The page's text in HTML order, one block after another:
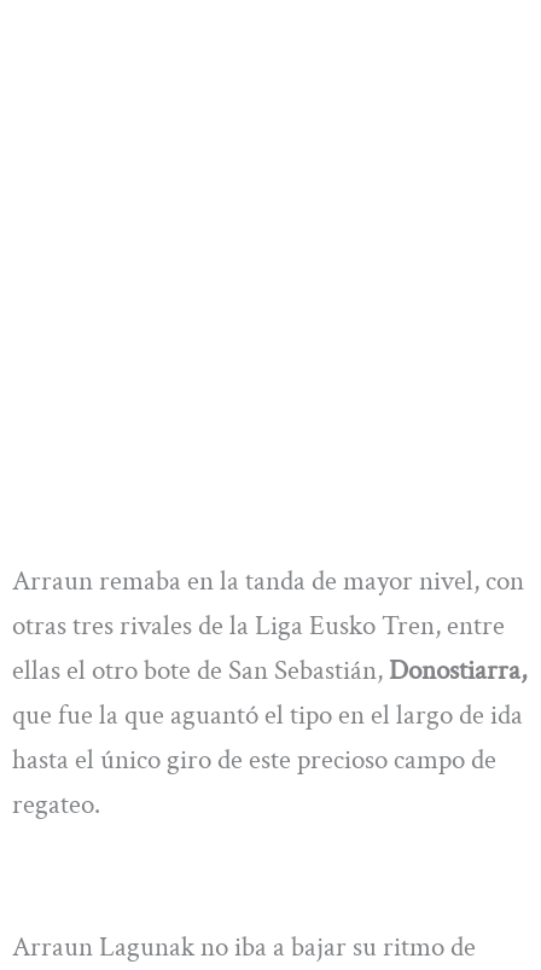
Arraun remaba en la tanda de mayor nivel, con
otras tres rivales de la Liga Eusko Tren, entre
ellas el otro bote de San Sebastián, Donostiarra,
que fue la que aguantó el tipo en el largo de ida
hasta el único giro de este precioso campo de
regateo.
Arraun Lagunak no iba a bajar su ritmo de